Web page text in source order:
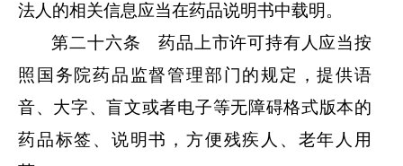
法人的相关信息应当在药品说明书中载明。
第二十六条 药品上市许可持有人应当按
照国务院药品监督管理部门的规定，提供语
音、大字、盲文或者电子等无障碍格式版本的
药品标签、说明书，方便残疾人、老年人用